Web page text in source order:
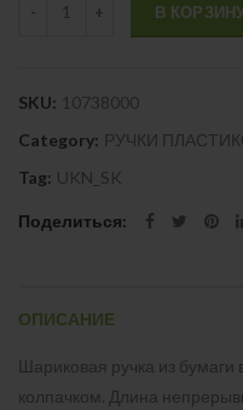
В
SKU: 10738000
Category: РУЧКИ
Tag: UKN_SK
Поделиться
ОПИСАНИЕ
Шариковая ручка из
колпачком. Длина